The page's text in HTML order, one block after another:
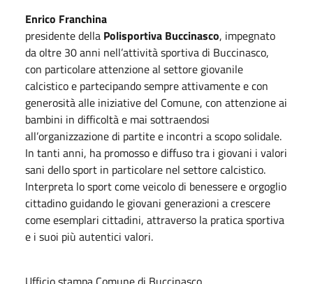
Enrico Franchina
presidente della Polisportiva Buccinasco, impegnato
da oltre 30 anni nell’attività sportiva di Buccinasco,
con particolare attenzione al settore giovanile
calcistico e partecipando sempre attivamente e con
generosità alle iniziative del Comune, con attenzione ai
bambini in difficoltà e mai sottraendosi
all’organizzazione di partite e incontri a scopo solidale.
In tanti anni, ha promosso e diffuso tra i giovani i valori
sani dello sport in particolare nel settore calcistico.
Interpreta lo sport come veicolo di benessere e orgoglio
cittadino guidando le giovani generazioni a crescere
come esemplari cittadini, attraverso la pratica sportiva
e i suoi più autentici valori.